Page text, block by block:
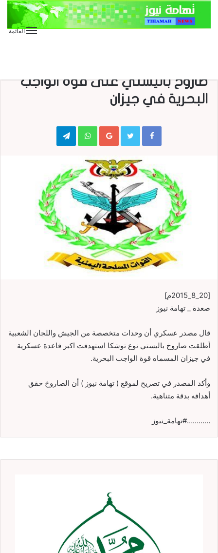
القائمة
صاروخ باليستي على قوة الواجب
البحرية في جيزان
Google+
WhatsApp
Telegram
[20_8_2015م]
صعدة _ تهامة نيوز
قال مصدر عسكري أن وحدات متخصصة من الجيش واللجان الشعبية
أطلقت صاروخ باليستي نوع توشكا استهدفت اكبر قاعدة عسكرية
في جيزان المسماه قوة الواجب البحرية.
وأكد المصدر في تصريح لموقع ( تهامة نيوز ) أن الصاروخ حقق
أهدافه بدقة متناهية.
…………#تهامة_نيوز